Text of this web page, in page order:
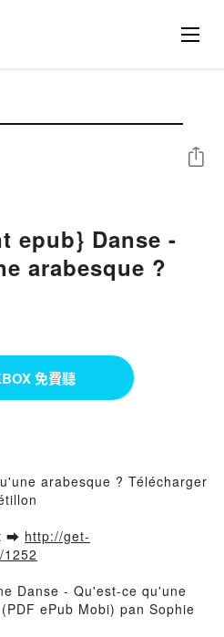
epub} Danse -
arabesque ?
分享
免費聽
arabesque ? Télécharger
➡ http://get-
Danse - Qu'est-ce qu'une
ePub Mobi) pan Sophie